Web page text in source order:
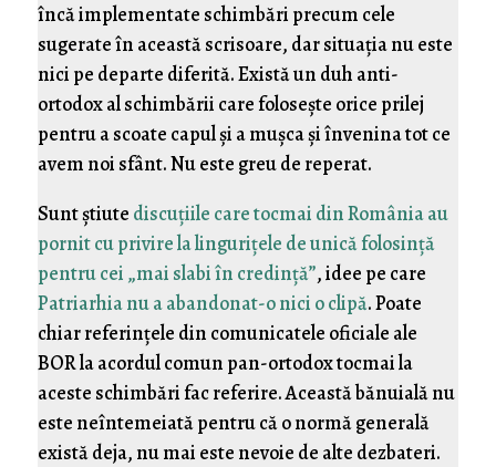
încă implementate schimbări precum cele
sugerate în această scrisoare, dar situația nu este
nici pe departe diferită. Există un duh anti-
ortodox al schimbării care folosește orice prilej
pentru a scoate capul și a mușca și învenina tot ce
avem noi sfânt. Nu este greu de reperat.
Sunt știute discuțiile care tocmai din România au
pornit cu privire la lingurițele de unică folosință
pentru cei „mai slabi în credință”, idee pe care
Patriarhia nu a abandonat-o nici o clipă. Poate
chiar referințele din comunicatele oficiale ale
BOR la acordul comun pan-ortodox tocmai la
aceste schimbări fac referire. Această bănuială nu
este neîntemeiată pentru că o normă generală
există deja, nu mai este nevoie de alte dezbateri.